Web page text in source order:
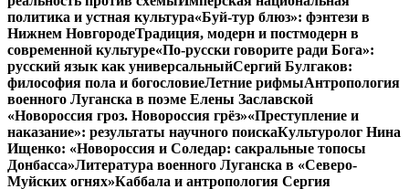
политика и устная культура«Буй-тур блюз»: фэнтези в
Нижнем НовгородеТрадиция, модерн и постмодерн в
современной культуре«По-русски говорите ради Бога»:
русский язык как универсальныйСергий Булгаков:
философия пола и богословиеЛетние рифмыАнтропология
военного Луганска в поэме Елены Заславской
«Новороссия гроз. Новороссия грёз»«Преступление и
наказание»: результаты научного поискаКультуролог Нина
Ищенко: «Новороссия и Соледар: сакральные топосы
Донбасса»Литература военного Луганска в «Северо-
Муйских огнях»Каббала и антропология Сергия